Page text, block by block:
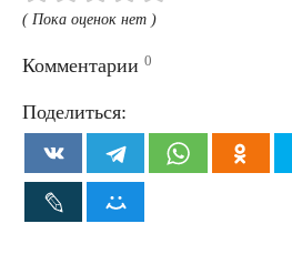
( Пока оценок нет )
Комментарии 0
Поделиться: